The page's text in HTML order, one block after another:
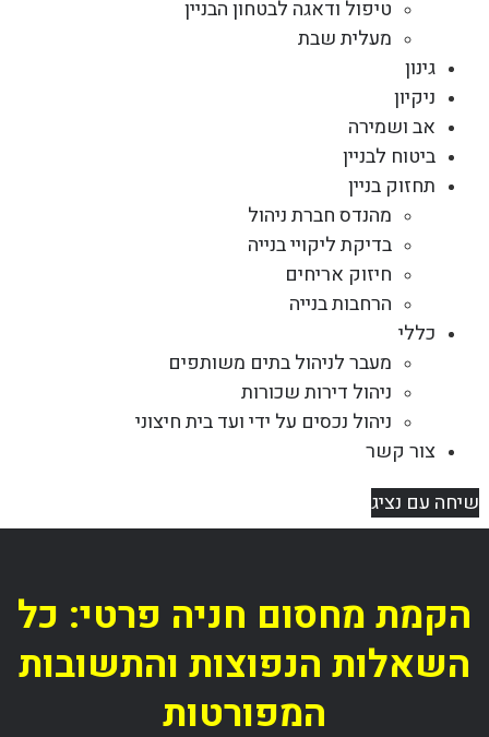
טיפול ודאגה לבטחון הבניין
מעלית שבת
גינון
ניקיון
אב ושמירה
ביטוח לבניין
תחזוק בניין
מהנדס חברת ניהול
בדיקת ליקויי בנייה
חיזוק אריחים
הרחבות בנייה
כללי
מעבר לניהול בתים משותפים
ניהול דירות שכורות
ניהול נכסים על ידי ועד בית חיצוני
צור קשר
שיחה עם נציג
הקמת מחסום חניה פרטי: כל
השאלות הנפוצות והתשובות
המפורטות